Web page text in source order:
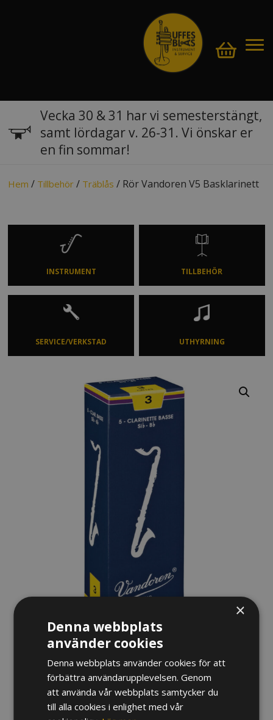
Vecka 30 & 31 har vi semesterstängt,
samt lördagar v. 26-31. Vi önskar er
en fin sommar!
Hem / Tillbehör / Träblås / Rör Vandoren V5 Basklarinett
INSTRUMENT TILLBEHÖR
SERVICE/VERKSTAD UTHYRNING
RÖR VANDOREN V5
BASKLARINETT
kr
×
Denna webbplats
använder cookies
Denna webbplats använder cookies för att
förbättra användarupplevelsen. Genom
att använda vår webbplats samtycker du
till alla cookies i enlighet med vår